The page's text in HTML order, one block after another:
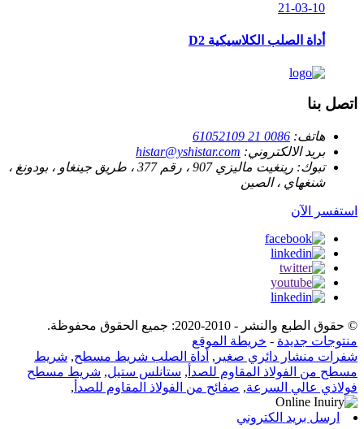
21-03-10
أداة الصلب الكلاسيكية D2
اتصل بنا
هاتف: 0086 21 61052109
بريد الالكتروني: histar@yshistar.com
تبوك:
رينغيت ماليزي 907 ، رقم 377 ، طريق جينغاو ، بودونغ ،
شنغهاي ، الصين
استفسر الآن
© حقوق الطبع والنشر - 2010-2020: جميع الحقوق محفوظة.
منتوجات جديدة - خريطة الموقع
شفرات منشار دائري صغير , أداة الصلب شريط مسطح, شريط
مسطح من الفولاذ المقاوم للصدأ , ستانلس ستيل, شريط مسطح
فولاذي عالي السرعة, صفائح من الفولاذ المقاوم للصدأ ,
ارسل بريد الكتروني